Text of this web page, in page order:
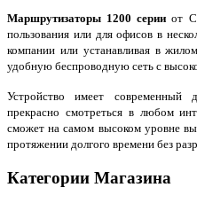
Маршрутизаторы 1200 серии от
пользования или для офисов в
компании или устанавливая в
удобную беспроводную сеть с
Устройство имеет современный
прекрасно смотреться в любом
сможет на самом высоком уровне
протяжении долгого времени без
Категории Магазина